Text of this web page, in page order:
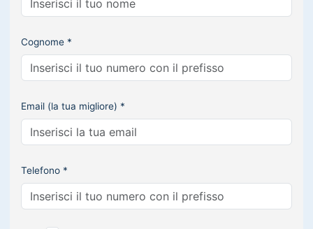
Cognome *
Email (la tua migliore) *
Telefono *